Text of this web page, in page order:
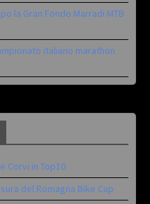
la Gran Fondo Marradi MTB
italiano marathon
Corvi in Top10
del Romagna Bike Cup